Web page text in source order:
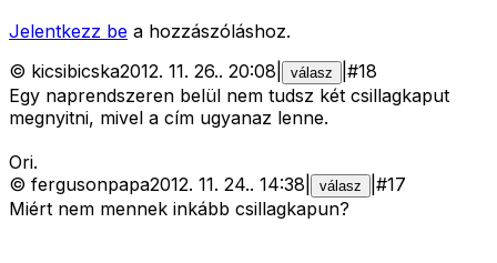
Jelentkezz be a hozzászóláshoz.
© kicsibicska2012. 11. 26.. 20:08 válasz #18
Egy naprendszeren belül nem tudsz két csillagkaput
megnyitni, mivel a cím ugyanaz lenne.
Ori.
© fergusonpapa2012. 11. 24.. 14:38 válasz #17
Miért nem mennek inkább csillagkapun?